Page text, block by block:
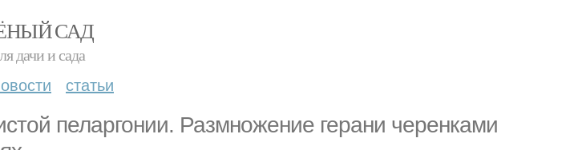
САД
дачи и сада
статьи
пеларгонии. Размножение герани черенками